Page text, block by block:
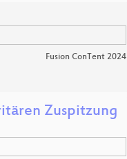
Fusion ConTent 2024
Zuspitzung